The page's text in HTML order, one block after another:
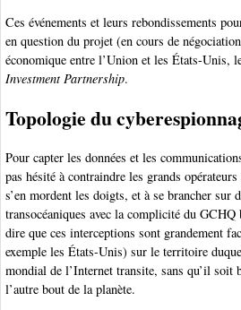
Ces événements et leurs rebondissements
en question du projet (en cours de
économique entre l’Union et les États-Unis,
Investment Partnership.
Topologie du
Pour capter les données et les
pas hésité à contraindre les grands
s’en mordent les doigts, et à se brancher sur
transocéaniques avec la complicité du
dire que ces interceptions sont grandement
exemple les États-Unis) sur le territoire
mondial de l’Internet transite, sans qu’il soit
l’autre bout de la planète.